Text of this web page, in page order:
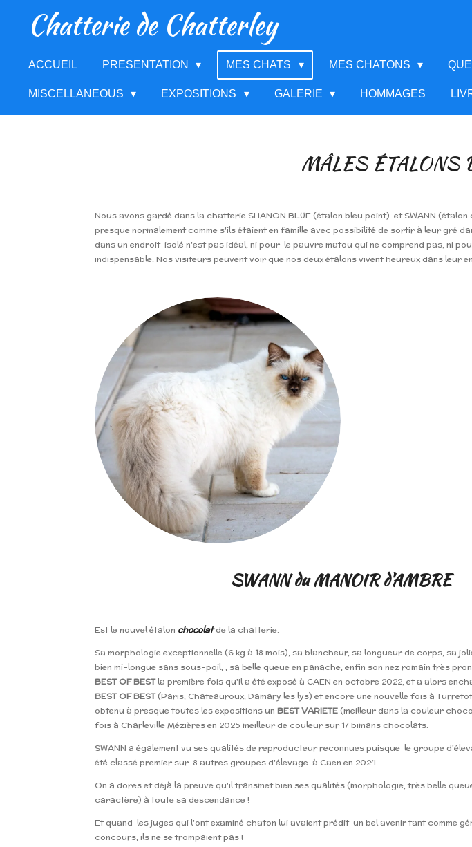
Chatterie de Chatterley
ACCUEIL PRESENTATION MES CHATS MES CHATONS
MISCELLANEOUS EXPOSITIONS GALERIE HOMMAGES
MÂLES ÉTALONS
Nous avons gardé dans la chatterie SHANON BLUE (étalon bleu point) et SWANN
presque normalement comme s'ils étaient en famille avec possibilité de sortir à leur gré
dans un endroit isolé n'est pas idéal, ni pour le pauvre matou qui ne comprend pas, ni
indispensable. Nos visiteurs peuvent voir que nos deux étalons vivent heureux dans leur
SWANN du MANOIR d'AMBRE
Est le nouvel étalon chocolatde la chatterie.
Sa morphologie exceptionnelle (6 kg à 18 mois), sa blancheur, sa longueur de corps, sa
bien mi-longue sans sous-poil, , sa belle queue en panache, enfin son nez romain très
BEST OF BESTla première fois qu'il a été exposé à CAEN en octobre 2022, et a alors
BEST OF BEST(Paris, Chateauroux, Damary les lys) et encore une nouvelle fois à
obtenu à presque toutes les expositions un BEST VARIETE(meilleur dans la couleur
fois à Charleville Mézières en 2025 meilleur de couleur sur 17 bimans chocolats.
SWANN a également vu ses qualités de reproducteur reconnues puisque le groupe
été classé premier sur 8 autres groupes d'élevage à Caen en 2024.
On a dores et déjà la preuve qu'il transmet bien ses qualités (morphologie, très belle
caractère) à toute sa descendance !
Et quand les juges qui l'ont examiné chaton lui avaient prédit un bel avenir tant comme
concours, ils ne se trompaient pas !